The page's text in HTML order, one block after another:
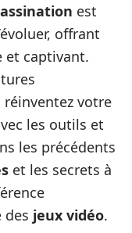
est
offrant
et captivant.
réinventez votre
les outils et
les précédents
et les secrets à
des jeux vidéo.